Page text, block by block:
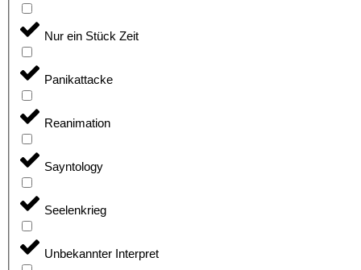
Nur ein Stück Zeit
Panikattacke
Reanimation
Sayntology
Seelenkrieg
Unbekannter Interpret